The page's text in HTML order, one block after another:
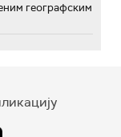
географским